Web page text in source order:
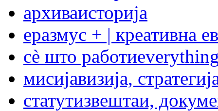
архиваисторија
еразмус + | креативна
сѐ што работи
мисијавизија,
статутизвештаи,